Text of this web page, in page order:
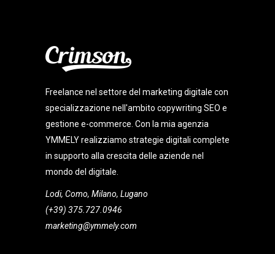
Freelance nel settore del marketing digitale con
specializzazione nell'ambito copywriting SEO e
gestione e-commerce. Con la mia agenzia
YMMELY realizziamo strategie digitali complete
in supporto alla crescita delle aziende nel
mondo del digitale.
Lodi, Como, Milano, Lugano
(+39) 375.727.0946
marketing@ymmely.com